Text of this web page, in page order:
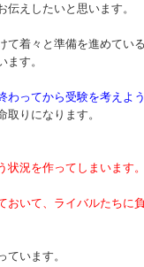
伝えしたいと思います。
て着々と準備を進めてい
す。
わってから受験を考えよ
取りになります。
状況を作ってしまいます
おいて、ライバルたちに
ています。